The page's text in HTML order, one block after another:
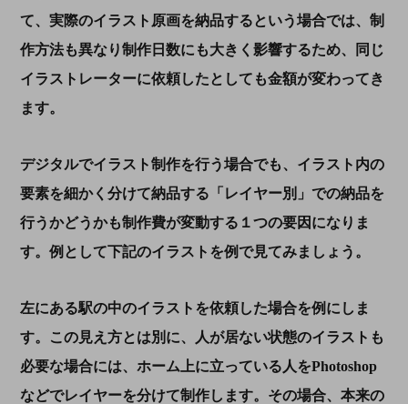
て、実際のイラスト原画を納品するという場合では、制
作方法も異なり制作日数にも大きく影響するため、同じ
イラストレーターに依頼したとしても金額が変わってき
ます。
デジタルでイラスト制作を行う場合でも、イラスト内の
要素を細かく分けて納品する「レイヤー別」での納品を
行うかどうかも制作費が変動する１つの要因になりま
す。例として下記のイラストを例で見てみましょう。
左にある駅の中のイラストを依頼した場合を例にしま
す。この見え方とは別に、人が居ない状態のイラストも
必要な場合には、ホーム上に立っている人をPhotoshop
などでレイヤーを分けて制作します。その場合、本来の